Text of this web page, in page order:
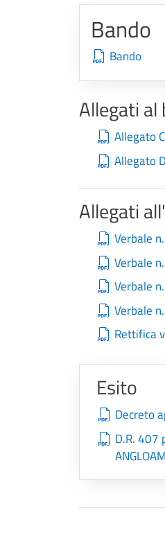
Bando
Bando
Allegati al
Allegato C
Allegato D
Allegati
Verbale
Verbale
Verbale
Verbale
Rettifica
Esito
Decreto
D.R. 407